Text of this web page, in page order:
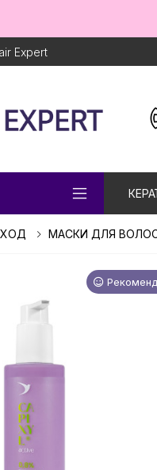
Expert
МАСКИ ДЛЯ